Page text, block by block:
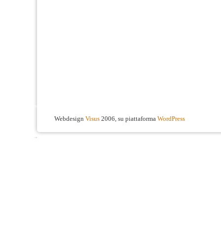
Webdesign Visus 2006, su piattaforma WordPress